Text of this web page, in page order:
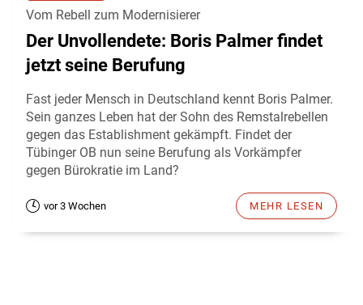
Vom Rebell zum Modernisierer
Der Unvollendete: Boris Palmer findet
jetzt seine Berufung
Fast jeder Mensch in Deutschland kennt Boris Palmer.
Sein ganzes Leben hat der Sohn des Remstalrebellen
gegen das Establishment gekämpft. Findet der
Tübinger OB nun seine Berufung als Vorkämpfer
gegen Bürokratie im Land?
vor 3 Wochen MEHR LESEN